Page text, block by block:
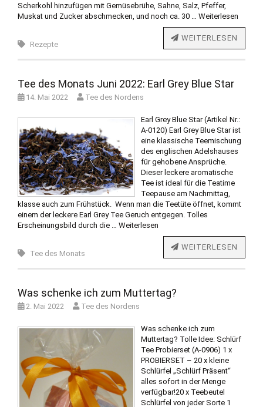
Scherkohl hinzufügen mit Gemüsebrühe, Sahne, Salz, Pfeffer,
Muskat und Zucker abschmecken, und noch ca. 30 … Weiterlesen
WEITERLESEN
Rezepte
Tee des Monats Juni 2022: Earl Grey Blue Star
14. Mai 2022 Tee des Nordens
Earl Grey Blue Star (Artikel Nr.:
A-0120) Earl Grey Blue Star ist
eine klassische Teemischung
des englischen Adelshauses
für gehobene Ansprüche.
Dieser leckere aromatische
Tee ist ideal für die Teatime
Teepause am Nachmittag,
klasse auch zum Frühstück. Wenn man die Teetüte öffnet, kommt
einem der leckere Earl Grey Tee Geruch entgegen. Tolles
Erscheinungsbild durch die … Weiterlesen
WEITERLESEN
Tee des Monats
Was schenke ich zum Muttertag?
2. Mai 2022 Tee des Nordens
Was schenke ich zum
Muttertag? Tolle Idee: Schlürf
Tee Probierset (A-0906) 1 x
PROBIERSET – 20 x kleine
Schlürfel „Schlürf Präsent“
alles sofort in der Menge
verfügbar!20 x Teebeutel
Schlürfel von jeder Sorte 1